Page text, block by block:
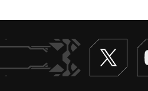
Twitter